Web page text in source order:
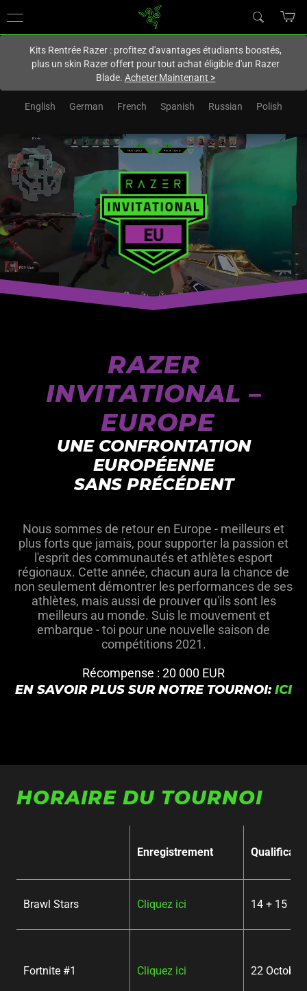
Vous êtes actuellement sur le site
Kits Rentrée Razer : profitez d'avantages étudiants boostés,
plus un skin Razer offert pour tout achat éligible d'un Razer
Blade. Acheter Maintenant >
English German French Spanish Russian Polish
RAZER
INVITATIONAL –
EUROPE
UNE CONFRONTATION
EUROPÉENNE
SANS PRÉCÉDENT
Nous sommes de retour en Europe - meilleurs et
plus forts que jamais, pour supporter la passion et
l'esprit des communautés et athlètes esport
régionaux. Cette année, chacun aura la chance de
non seulement démontrer les performances de ses
athlètes, mais aussi de prouver qu'ils sont les
meilleurs au monde. Suis le mouvement et
embarque - toi pour une nouvelle saison de
compétitions 2021.
Récompense : 20 000 EUR
EN SAVOIR PLUS SUR NOTRE TOURNOI:ICI
HORAIRE DU TOURNOI
Enregistrement
Brawl Stars Cliquez ici 14 + 15
Fortnite #1 Cliquez ici 22 October